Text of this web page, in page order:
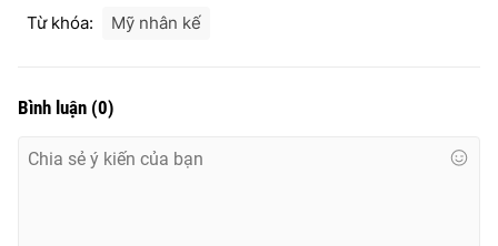
Từ khóa: Mỹ nhân kế
Bình luận (0)